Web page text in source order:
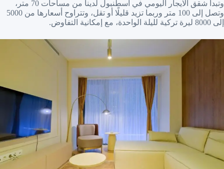
وتبدأ شقق الايجار اليومي في اسطنبول لدينا من مساحات 70 متر،
وتصل إلى 100 متر وربما تزيد قليلًا أو تقل، وتتراوح أسعارها من 5000
إلى 8000 ليرة تركية لليلة الواحدة، مع إمكانية التفاوض.